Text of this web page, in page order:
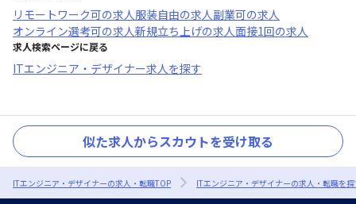
リモートワーク可の求人服装自由の求人副業可の求人
オンライン選考可の求人新規立ち上げの求人面接1回の求人
求人検索ページに戻る
ITエンジニア・デザイナー求人を探す
似た求人からスカウトを受け取る
ITエンジニア・デザイナーの求人・転職TOP ITエンジニア・デザイナーの求人・転職を